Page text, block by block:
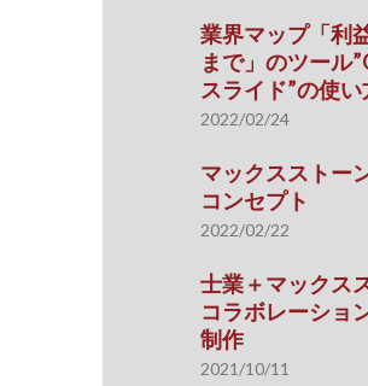
業界マップ「利
まで」のツール
スライド”の使い
2022/02/24
マックスストー
コンセプト
2022/02/22
士業＋マックス
コラボレーショ
制作
2021/10/11